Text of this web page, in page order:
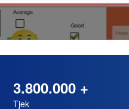
3.800.000 +
Tjek